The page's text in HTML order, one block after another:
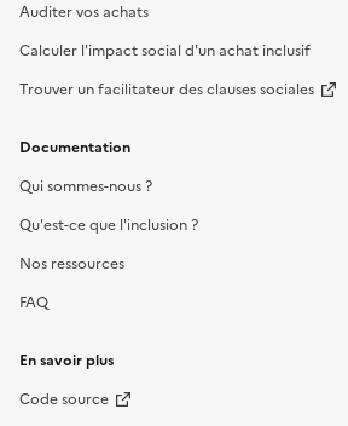
Auditer vos achats
Calculer l'impact social d'un achat inclusif
Trouver un facilitateur des clauses sociales
Documentation
Qui sommes-nous ?
Qu'est-ce que l'inclusion ?
Nos ressources
FAQ
En savoir plus
Code source